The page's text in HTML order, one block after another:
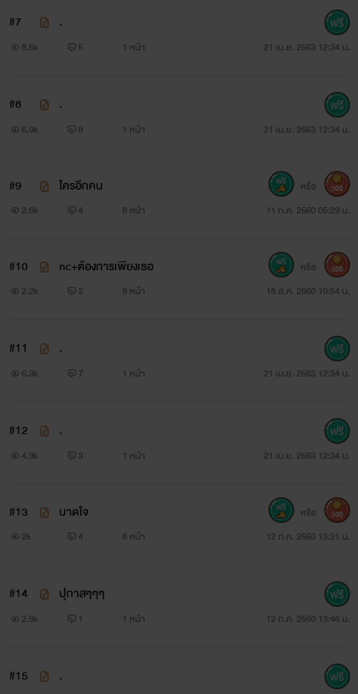
#7 .
8.5k 5 1 หน้า 21 เม.ย. 2563 12:34 น.
#8 .
6.9k 8 1 หน้า 21 เม.ย. 2563 12:34 น.
#9 ใครอีกคน
2.6k 4 8 หน้า 11 ก.ค. 2560 05:29 น.
หรือ 300
#10 nc+ต้องการเพียงเธอ
2.2k 2 8 หน้า 18 ส.ค. 2560 10:54 น.
หรือ 300
#11 .
6.3k 7 1 หน้า 21 เม.ย. 2563 12:34 น.
#12 .
4.9k 3 1 หน้า 21 เม.ย. 2563 12:34 น.
#13 บาดใจ
2k 4 8 หน้า 12 ก.ค. 2560 13:21 น.
หรือ 300
#14 ปุกาสๆๆๆ
2.9k 1 1 หน้า 12 ก.ค. 2560 13:46 น.
#15 .